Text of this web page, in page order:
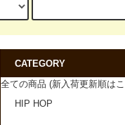
CATEGORY
全ての商品 (新入荷更新順は
HIP HOP